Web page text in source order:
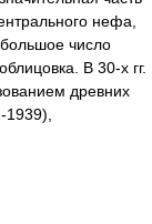
нефа,
число
В 30-х гг.
древних